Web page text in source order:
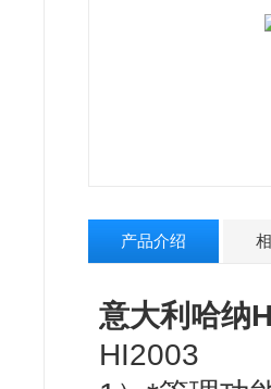
产品介绍
意大利哈纳
HI2003